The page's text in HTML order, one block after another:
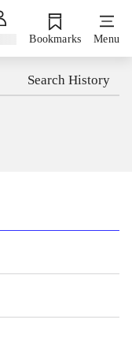
Bookmarks Menu
Search History